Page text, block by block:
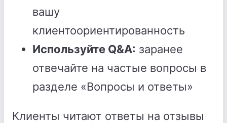
вашу
клиентоориентированность
Используйте Q&A: заранее
отвечайте на частые вопросы в
разделе «Вопросы и ответы»
Клиенты читают ответы на отзывы